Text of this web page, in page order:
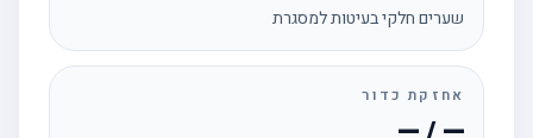
שערים חלקי בעיטות למסגרת
אחזקת כדור